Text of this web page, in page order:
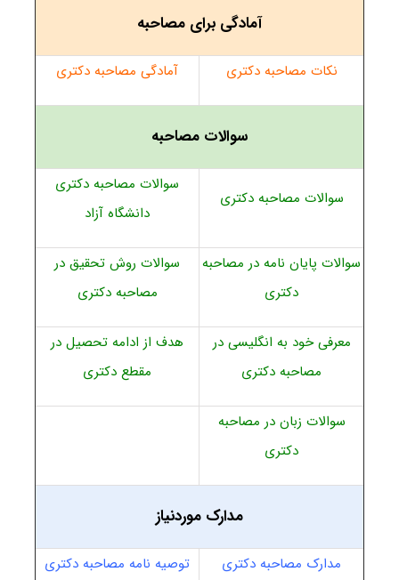
آمادگی برای مصاحبه
نکات مصاحبه دکتری آمادگی مصاحبه دکتری
سوالات مصاحبه
سوالات مصاحبه دکتری
سوالات مصاحبه دکتری
دانشگاه آزاد
سوالات پایان نامه در مصاحبه
دکتری
سوالات روش تحقیق در
مصاحبه دکتری
معرفی خود به انگلیسی در
مصاحبه دکتری
هدف از ادامه تحصیل در
مقطع دکتری
سوالات زبان در مصاحبه
دکتری
مدارک موردنیاز
مدارک مصاحبه دکتری توصیه نامه مصاحبه دکتری